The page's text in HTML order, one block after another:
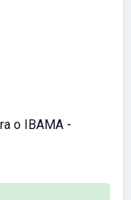
o IBAMA -